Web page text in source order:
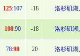
125:107 -18 洛杉矶湖
108:90 -18 洛杉矶湖
78:98 20 洛杉矶湖